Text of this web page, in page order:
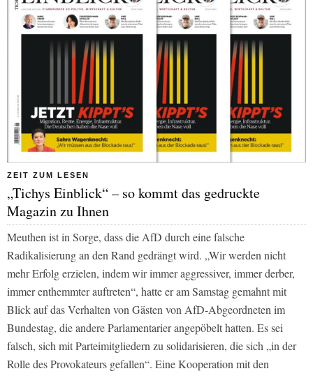
ZEIT ZUM LESEN
„Tichys Einblick“ – so kommt das gedruckte
Magazin zu Ihnen
Meuthen ist in Sorge, dass die AfD durch eine falsche
Radikalisierung an den Rand gedrängt wird. „Wir werden nicht
mehr Erfolg erzielen, indem wir immer aggressiver, immer derber,
immer enthemmter auftreten“, hatte er am Samstag gemahnt mit
Blick auf das Verhalten von Gästen von AfD-Abgeordneten im
Bundestag, die andere Parlamentarier angepöbelt hatten. Es sei
falsch, sich mit Parteimitgliedern zu solidarisieren, die sich „in der
Rolle des Provokateurs gefallen“. Eine Kooperation mit den